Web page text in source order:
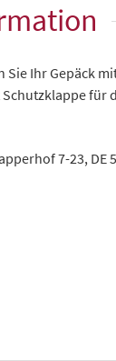
Sie Ihr
für
7-23,